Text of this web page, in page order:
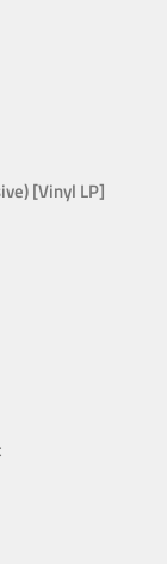
[Vinyl LP]